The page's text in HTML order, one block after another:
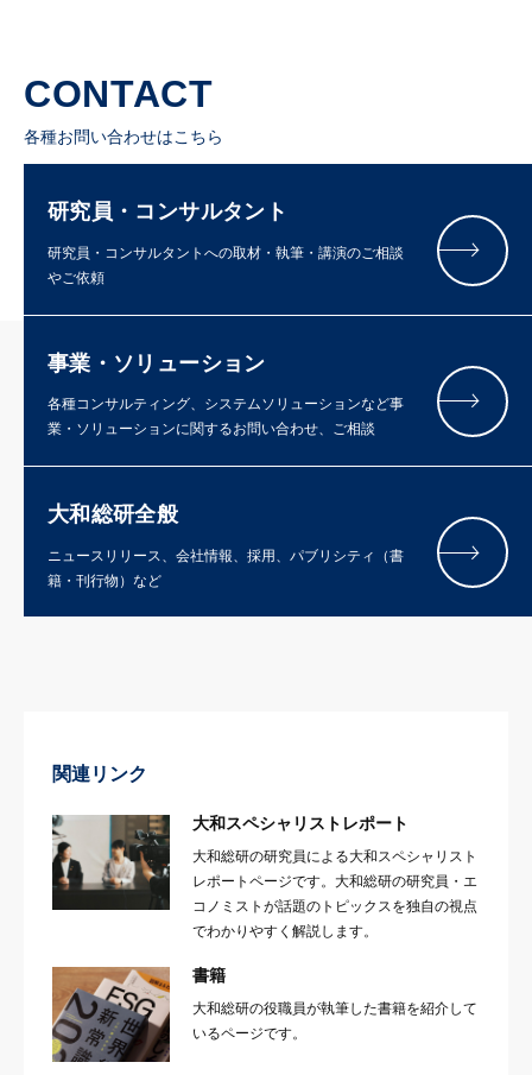
CONTACT
各種お問い合わせはこちら
研究員・コンサルタント
研究員・コンサルタントへの取材・執筆・講演のご相談
やご依頼
事業・ソリューション
各種コンサルティング、システムソリューションなど事
業・ソリューションに関するお問い合わせ、ご相談
大和総研全般
ニュースリリース、会社情報、採用、パブリシティ（書
籍・刊行物）など
関連リンク
大和スペシャリストレポート
大和総研の研究員による大和スペシャリスト
レポートページです。大和総研の研究員・エ
コノミストが話題のトピックスを独自の視点
でわかりやすく解説します。
書籍
大和総研の役職員が執筆した書籍を紹介して
いるページです。